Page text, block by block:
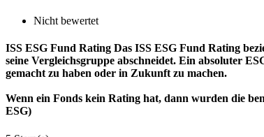
Nicht bewertet
ISS ESG Fund Rating Das ISS ESG Fund Rating
seine Vergleichsgruppe abschneidet. Ein absoluter
gemacht zu haben oder in Zukunft zu machen.
Wenn ein Fonds kein Rating hat, dann wurden die
ESG)